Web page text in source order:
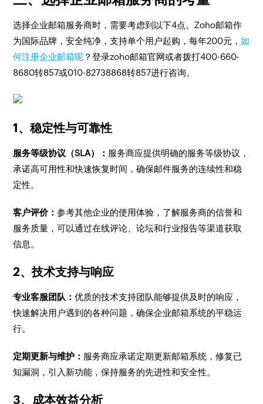
选择企业邮箱服务商时，需要考虑到以下4点。Zoho邮箱作
为国际品牌，安全纯净，支持单个用户起购，每年200元，如
何注册企业邮箱呢 ？登录zoho邮箱官网或者拨打400-660-
8680转857或010-82738868转857进行咨询。
1、稳定性与可靠性
服务等级协议（SLA）： 服务商应提供明确的服务等级协议，
承诺高可用性和快速恢复时间，确保邮件服务的连续性和稳
定性。
客户评价：参考其他企业的使用体验，了解服务商的信誉和
服务质量，可以通过在线评论、论坛和行业报告等渠道获取
信息。
2、技术支持与响应
专业客服团队：优质的技术支持团队能够提供及时的响应，
快速解决用户遇到的各种问题，确保企业邮箱系统的平稳运
行。
定期更新与维护： 服务商应承诺定期更新邮箱系统，修复已
知漏洞，引入新功能，保持服务的先进性和安全性。
3、成本效益分析